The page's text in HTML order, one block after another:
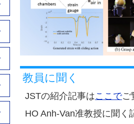
教員に聞く
JSTの紹介記事はここでご
HO Anh-Van准教授に聞く